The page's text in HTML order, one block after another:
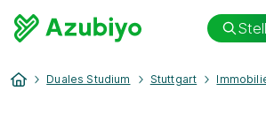
Duales Studium Stuttgart